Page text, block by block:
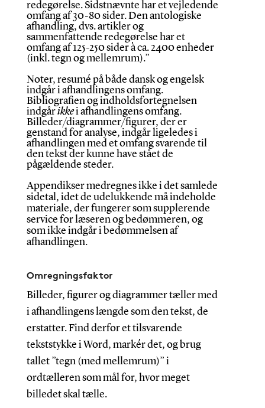
redegørelse. Sidstnævnte har et vejledende
omfang af 30-80 sider. Den antologiske
afhandling, dvs. artikler og
sammenfattende redegørelse har et
omfang af 125-250 sider à ca. 2400 enheder
(inkl. tegn og mellemrum).”
Noter, resumé på både dansk og engelsk
indgår i afhandlingens omfang.
Bibliografien og indholdsfortegnelsen
indgårikkei afhandlingens omfang.
Billeder/diagrammer/figurer, der er
genstand for analyse, indgår ligeledes i
afhandlingen med et omfang svarende til
den tekst der kunne have stået de
pågældende steder.
Appendikser medregnes ikke i det samlede
sidetal, idet de udelukkende må indeholde
materiale, der fungerer som supplerende
service for læseren og bedømmeren, og
som ikke indgår i bedømmelsen af
afhandlingen.
Omregningsfaktor
Billeder, figurer og diagrammer tæller med
i afhandlingens længde som den tekst, de
erstatter. Find derfor et tilsvarende
tekststykke i Word, markér det, og brug
tallet ”tegn (med mellemrum)” i
ordtælleren som mål for, hvor meget
billedet skal tælle.